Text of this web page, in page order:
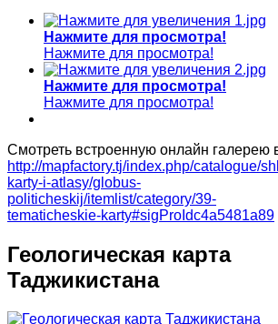
Нажмите для просмотра!
Нажмите для просмотра!
Нажмите для просмотра!
Нажмите для просмотра!
Смотреть встроенную онлайн галерею
http://mapfactory.tj/index.php/catalogue/
karty-i-atlasy/globus-
politicheskij/itemlist/category/39-
tematicheskie-karty#sigProIdc4a5481a89
Геологическая карта
Таджикистана